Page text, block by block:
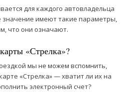
для каждого автовладельца
имеют такие параметры,
что они означают.
«Стрелка»?
мы не можем вспомнить,
«Стрелка» — хватит ли их на
электронный счет?